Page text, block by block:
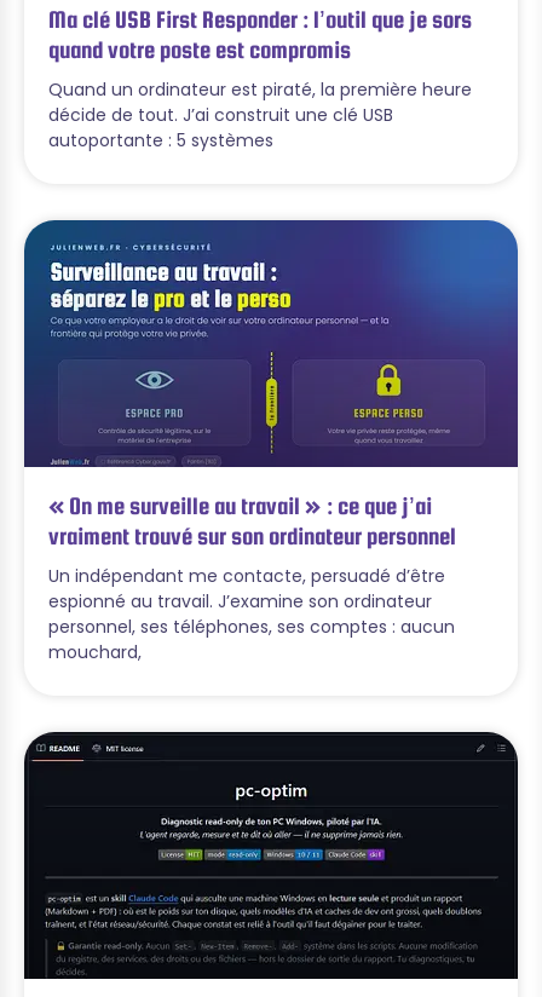
Ma clé USB First Responder : l’outil que je sors
quand votre poste est compromis
Quand un ordinateur est piraté, la première heure
décide de tout. J’ai construit une clé USB
autoportante : 5 systèmes
« On me surveille au travail » : ce que j’ai
vraiment trouvé sur son ordinateur personnel
Un indépendant me contacte, persuadé d’être
espionné au travail. J’examine son ordinateur
personnel, ses téléphones, ses comptes : aucun
mouchard,